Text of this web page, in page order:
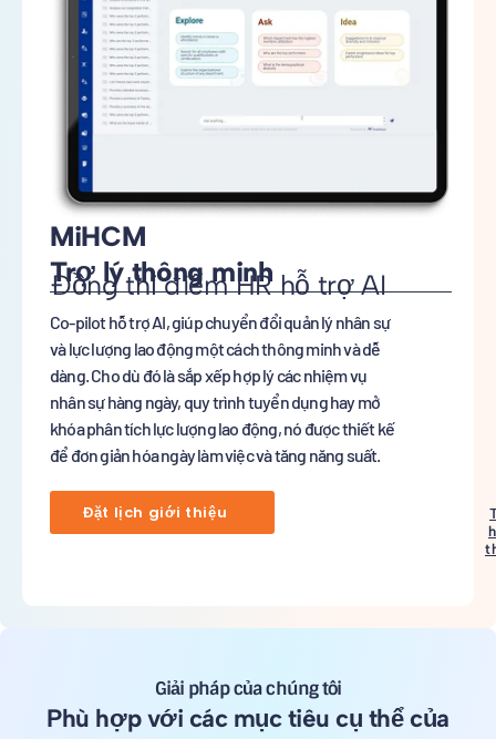
MiHCM
Trợ lý thông minh
Đồng thí điểm HR hỗ trợ AI
Co-pilot hỗ trợ AI, giúp chuyển đổi quản lý nhân sự
và lực lượng lao động một cách thông minh và dễ
dàng. Cho dù đó là sắp xếp hợp lý các nhiệm vụ
nhân sự hàng ngày, quy trình tuyển dụng hay mở
khóa phân tích lực lượng lao động, nó được thiết kế
để đơn giản hóa ngày làm việc và tăng năng suất.
Đặt lịch giới thiệu
Giải pháp của chúng tôi
Phù hợp với các mục tiêu cụ thể của